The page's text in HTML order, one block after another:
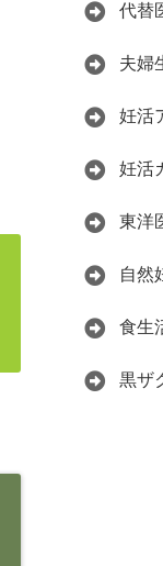
代替
夫婦
妊活
妊活
東洋
自然
食生
黒ザ